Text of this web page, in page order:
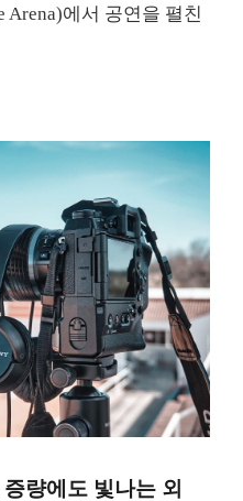
에서 공연을 펼친
량에도 빛나는 외